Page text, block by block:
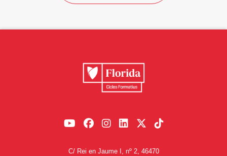
C/ Rei en Jaume I, nº 2, 46470